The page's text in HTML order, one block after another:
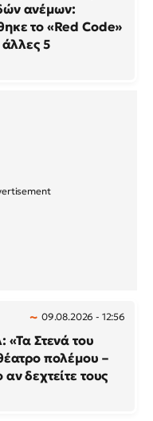
ανέμων:
το «Red Code»
άλλες 5
09.08.2026 - 12:56
«Τα Στενά του
πολέμου –
δεχτείτε τους